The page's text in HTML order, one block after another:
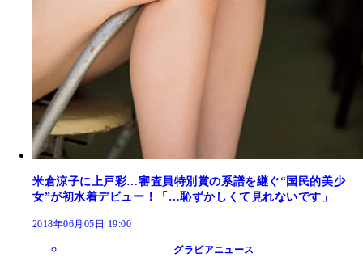
米倉涼子に上戸彩…審査員特別賞の系譜を継ぐ“国民的美少
女”が初水着デビュー！「…恥ずかしくて見れないです」
2018年06月05日 19:00
グラビアニュース